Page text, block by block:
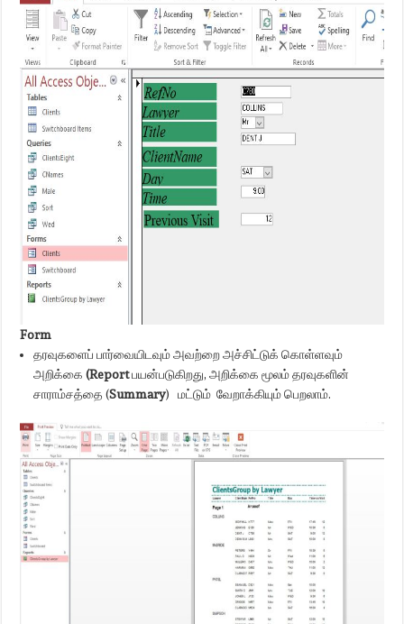
Form
தரவுகளைப் பார்வையிடவும் அவற்றை அச்சிட்டுக் கொள்ளவும்
அறிக்கை(Reportபயன்படுகிறது, அறிக்கை மூலம் தரவுகளின்
சாராம்சத்தை (Summary) மட்டும் வேறாக்கியும் பெறலாம்.